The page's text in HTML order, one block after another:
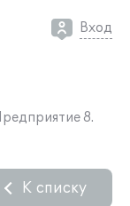
Вход
8.
К списку